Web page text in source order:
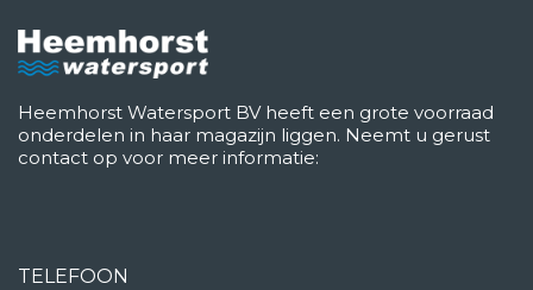
Heemhorst Watersport BV heeft een grote voorraad
onderdelen in haar magazijn liggen. Neemt u gerust
contact op voor meer informatie:
TELEFOON